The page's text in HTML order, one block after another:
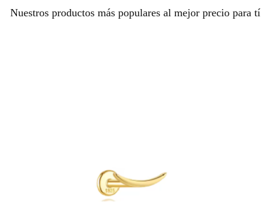
Nuestros productos más populares al mejor precio para tí